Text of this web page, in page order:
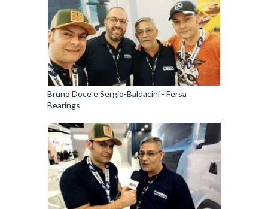
Bruno Doce e Sergio-Baldacini - Fersa
Bearings